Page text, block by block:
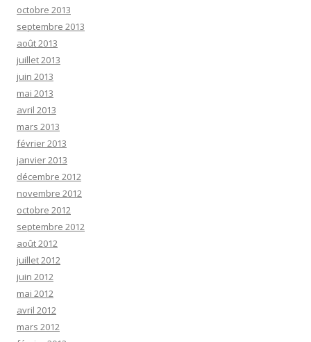
octobre 2013
septembre 2013
août 2013
juillet 2013
juin 2013
mai 2013
avril 2013
mars 2013
février 2013
janvier 2013
décembre 2012
novembre 2012
octobre 2012
septembre 2012
août 2012
juillet 2012
juin 2012
mai 2012
avril 2012
mars 2012